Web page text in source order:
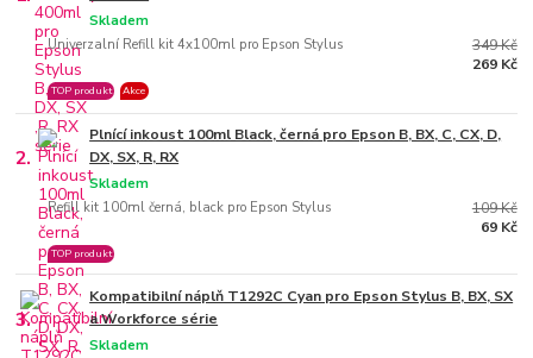
Univerzalní Refill kit 4x100ml pro Epson Stylus
Skladem
TOP produkt Akce
349 Kč
269 Kč
2.
Plnící inkoust 100ml Black, černá pro Epson B, BX, C, CX, D,
DX, SX, R, RX
Refill kit 100ml černá, black pro Epson Stylus
Skladem
TOP produkt
109 Kč
69 Kč
3.
Kompatibilní náplň T1292C Cyan pro Epson Stylus B, BX, SX
a Workforce série
Skladem